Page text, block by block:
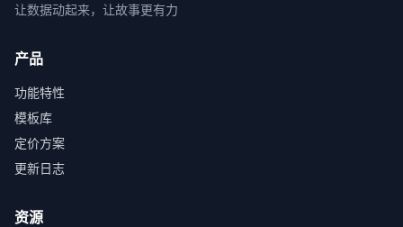
让数据动起来，让故事更有力
产品
功能特性
模板库
定价方案
更新日志
资源